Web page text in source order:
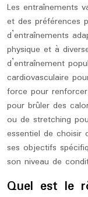
Les entraînements
et des préférences
d’entraînements
physique et à
d’entraînement
cardiovasculaire
force pour
pour brûler des
ou de stretching
essentiel de choisir
ses objectifs
son niveau de
Quel est le